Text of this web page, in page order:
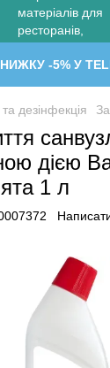
-5% У
та дезінфекція
дією
1 л